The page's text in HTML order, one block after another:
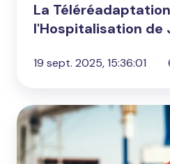
La
l'Hospitalisation de
19 sept. 2025, 15:36:01
FIPU
Un